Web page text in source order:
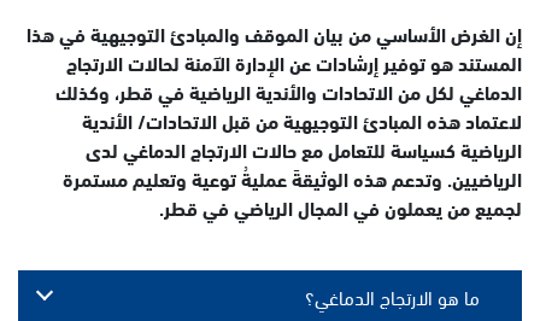
إن الغرض الأساسي من بيان الموقف والمبادئ التوجيهية في هذا
المستند هو توفير إرشادات عن الإدارة الآمنة لحالات الارتجاج
الدماغي لكل من الاتحادات والأندية الرياضية في قطر، وكذلك
لاعتماد هذه المبادئ التوجيهية من قبل الاتحادات/ الأندية
الرياضية كسياسة للتعامل مع حالات الارتجاج الدماغي لدى
الرياضيين. وتدعم هذه الوثيقةَ عمليةُ توعية وتعليم مستمرة
لجميع من يعملون في المجال الرياضي في قطر.
ما هو الارتجاج الدماغي؟